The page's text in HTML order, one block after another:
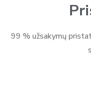
99 % užsakymų